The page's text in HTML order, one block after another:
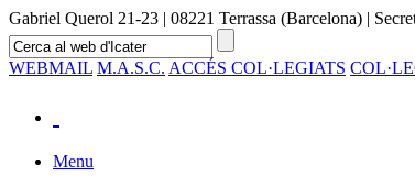
Gabriel Querol 21-23 | 08221 Terrassa (Barcelona) |
WEBMAIL M.A.S.C. ACCÉS COL·LEGIATS
Menu